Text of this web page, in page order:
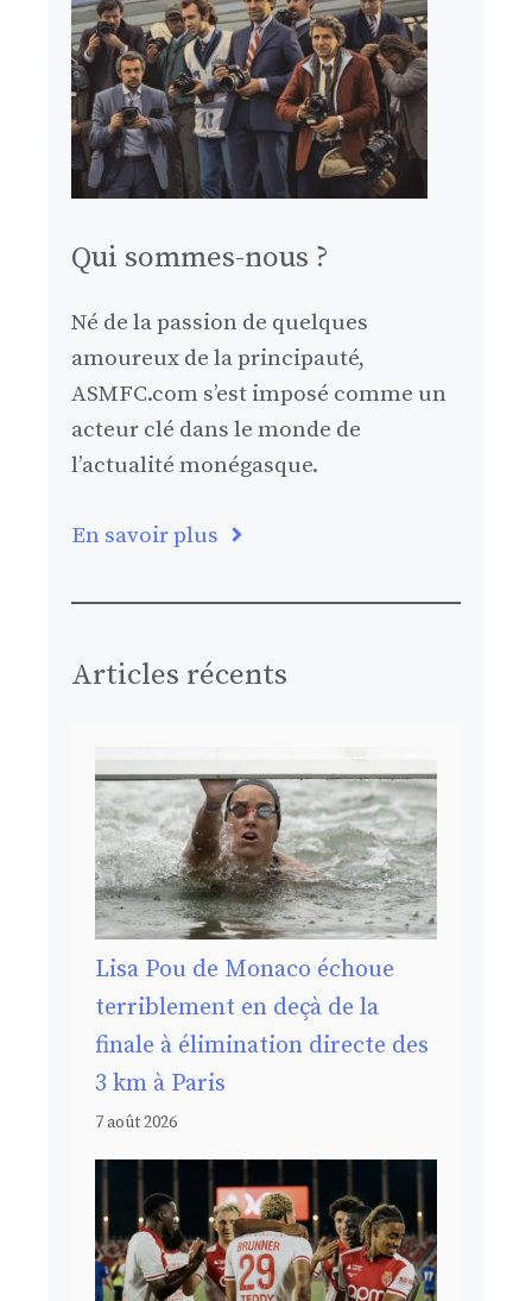
Qui sommes-nous ?
Né de la passion de quelques
amoureux de la principauté,
ASMFC.com s’est imposé comme un
acteur clé dans le monde de
l’actualité monégasque.
En savoir plus
Articles récents
Lisa Pou de Monaco échoue
terriblement en deçà de la
finale à élimination directe des
3 km à Paris
7 août 2026